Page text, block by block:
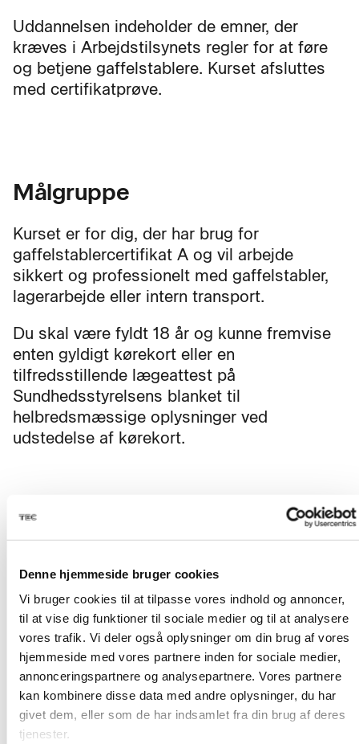
Denne hjemmeside bruger cookies
Vi bruger cookies til at tilpasse vores indhold og annoncer,
til at vise dig funktioner til sociale medier og til at analysere
vores trafik. Vi deler også oplysninger om din brug af vores
hjemmeside med vores partnere inden for sociale medier,
annonceringspartnere og analysepartnere. Vores partnere
kan kombinere disse data med andre oplysninger, du har
givet dem, eller som de har indsamlet fra din brug af deres
tjenester.
Uddannelsen indeholder de emner, der
kræves i Arbejdstilsynets regler for at føre
og betjene gaffelstablere. Kurset afsluttes
med certifikatprøve.
Målgruppe
Kurset er for dig, der har brug for
gaffelstablercertifikat A og vil arbejde
sikkert og professionelt med gaffelstabler,
lagerarbejde eller intern transport.
Du skal være fyldt 18 år og kunne fremvise
enten gyldigt kørekort eller en
tilfredsstillende lægeattest på
Sundhedsstyrelsens blanket til
helbredsmæssige oplysninger ved
udstedelse af kørekort.
Mål
Efter kurset kan du føre og betjene
selvkørende gaffelstablere sikkert og
forsvarligt.
Du kan også udføre daglig vedligeholdelse
og eftersyn, så du er klar til at arbejde
professionelt med intern transport,
lagerarbejde og godshåndtering.